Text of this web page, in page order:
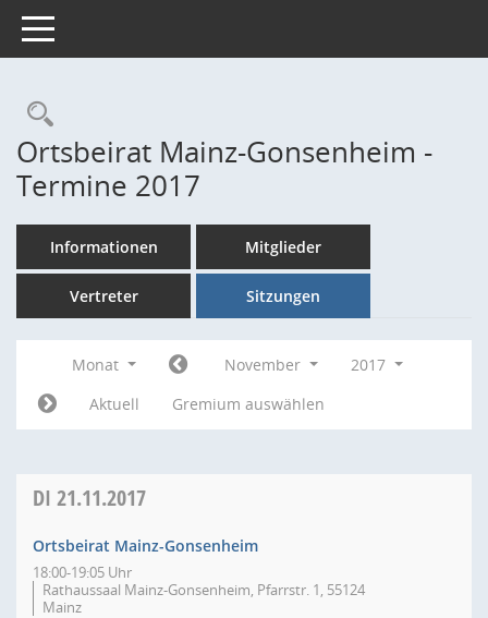
Toggle navigation
Rechercheauswahl
Ortsbeirat Mainz-Gonsenheim -
Termine 2017
Informationen Mitglieder
Vertreter Sitzungen
Monat November
2017
Aktuell
Gremium auswählen
DI 21.11.2017
Ortsbeirat Mainz-Gonsenheim
18:00-19:05 Uhr
Rathaussaal Mainz-Gonsenheim, Pfarrstr. 1, 55124
Mainz